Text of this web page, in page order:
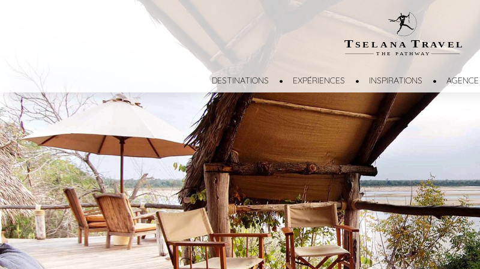
T SELANA TRAVEL
THE P A TH W A Y
DESTINATIONS EXPÉRIENCES INSPIRATIONS AGENCE